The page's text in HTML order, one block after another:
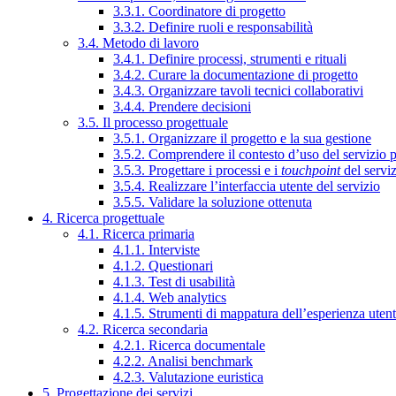
3.3.1. Coordinatore di progetto
3.3.2. Definire ruoli e responsabilità
3.4. Metodo di lavoro
3.4.1. Definire processi, strumenti e rituali
3.4.2. Curare la documentazione di progetto
3.4.3. Organizzare tavoli tecnici collaborativi
3.4.4. Prendere decisioni
3.5. Il processo progettuale
3.5.1. Organizzare il progetto e la sua gestione
3.5.2. Comprendere il contesto d’uso del servizio
3.5.3. Progettare i processi e i touchpointdel
3.5.4. Realizzare l’interfaccia utente del servizio
3.5.5. Validare la soluzione ottenuta
4. Ricerca progettuale
4.1. Ricerca primaria
4.1.1. Interviste
4.1.2. Questionari
4.1.3. Test di usabilità
4.1.4. Web analytics
4.1.5. Strumenti di mappatura dell’esperienza
4.2. Ricerca secondaria
4.2.1. Ricerca documentale
4.2.2. Analisi benchmark
4.2.3. Valutazione euristica
5. Progettazione dei servizi